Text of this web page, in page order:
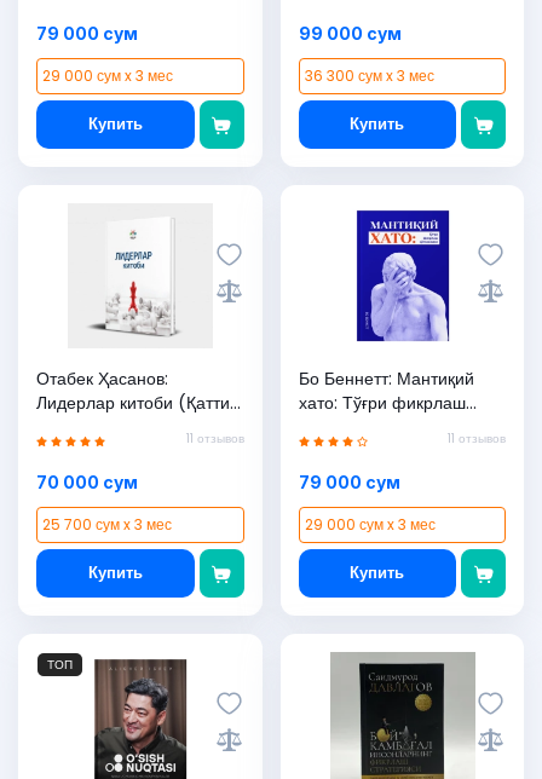
79 000 сум
29 000 сум x 3 мес
Купить
99 000 сум
36 300 сум x 3 мес
Купить
Отабек Ҳасанов:
Лидерлар китоби (Қаттиқ
11 отзывов
70 000 сум
25 700 сум x 3 мес
Купить
Бо Беннетт: Мантиқий
хато: Тўғри фикрлаш
қўлланмаси (қаттиқ
муқова)
11 отзывов
79 000 сум
29 000 сум x 3 мес
Купить
ТОП